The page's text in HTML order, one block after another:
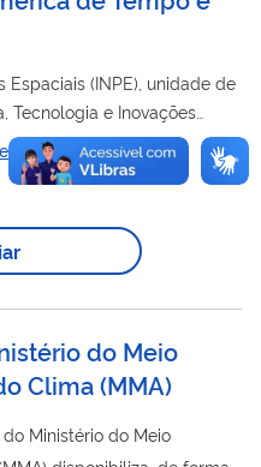
(INPE), unidade de
Tecnologia e Inovações
da Terra disponibiliza o
de figuras e outros
numéricas de tempo.
página de previsão
do Meio
Clima (MMA)
Ministério do Meio